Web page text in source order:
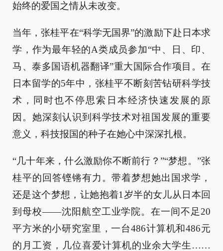
始终的爱国之情从未改变。
当年，张桂平在“科学无国界”的激励下赴日本求
学，作为最年轻的A类成员参加“中、日、印、
马、泰多国语机器翻译”重大国际合作项目。在
日本留学的5年中，张桂平不断刻苦钻研科学技
术，同时也不停思索日本经济快速发展的原
因。她深刻认识到科学技术对祖国发展的重要
意义，科技报国的种子在她心中深深扎根。
“几十年来，什么激励你不断前行？”“梦想。”张
桂平的回答铿锵有力。带着梦想她出国求学，
还是这个梦想，让她抱着1岁半的女儿从日本回
到母校——沈阳航空工业学院。在一间不足20
平方米的小研究室里，一台486计算机和486元
的月工资，几位喜爱计算机的业余大学生……